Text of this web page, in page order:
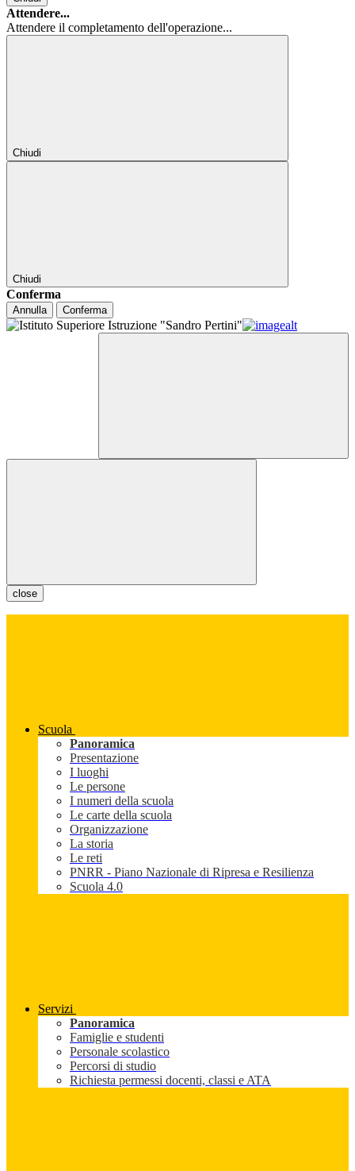
Attendere...
Attendere il completamento dell'operazione...
Chiudi
Chiudi
Conferma
Annulla Conferma
close
Scuola
Panoramica
Presentazione
I luoghi
Le persone
I numeri della scuola
Le carte della scuola
Organizzazione
La storia
Le reti
PNRR - Piano Nazionale di Ripresa e Resilienza
Scuola 4.0
Servizi
Panoramica
Famiglie e studenti
Personale scolastico
Percorsi di studio
Richiesta permessi docenti, classi e ATA